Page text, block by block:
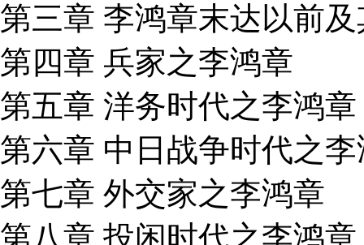
第三章 李鸿章末达以前
第四章 兵家之李鸿章
第五章 洋务时代之李鸿章
第六章 中日战争时代之
第七章 外交家之李鸿章
第八章 投闲时代之李鸿章